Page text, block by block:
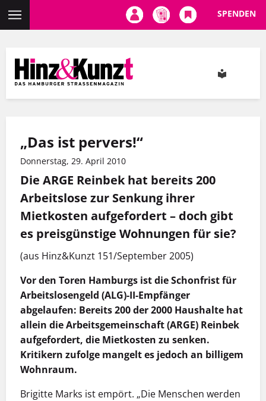
Inhalt
SPENDEN
„Das ist pervers!“
Donnerstag, 29. April 2010
Die ARGE Reinbek hat bereits 200
Arbeitslose zur Senkung ihrer
Mietkosten aufgefordert – doch gibt
es preisgünstige Wohnungen für sie?
(aus Hinz&Kunzt 151/September 2005)
Vor den Toren Hamburgs ist die Schonfrist für
Arbeitslosengeld (ALG)-II-Empfänger
abgelaufen: Bereits 200 der 2000 Haushalte hat
allein die Arbeitsgemeinschaft (ARGE) Reinbek
aufgefordert, die Mietkosten zu senken.
Kritikern zufolge mangelt es jedoch an billigem
Wohnraum.
Brigitte Marks ist empört. „Die Menschen werden